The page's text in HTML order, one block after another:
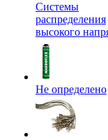
Системы
распределения
высокого
Не определено